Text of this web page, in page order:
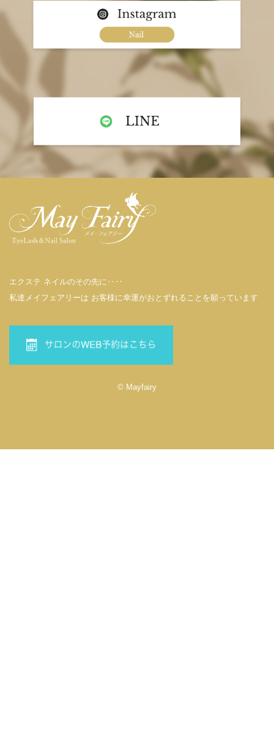
エクステ ネイルのその先に‥‥
私達メイフェアリーは お客様に幸運がおとずれることを願っています
© Mayfairy